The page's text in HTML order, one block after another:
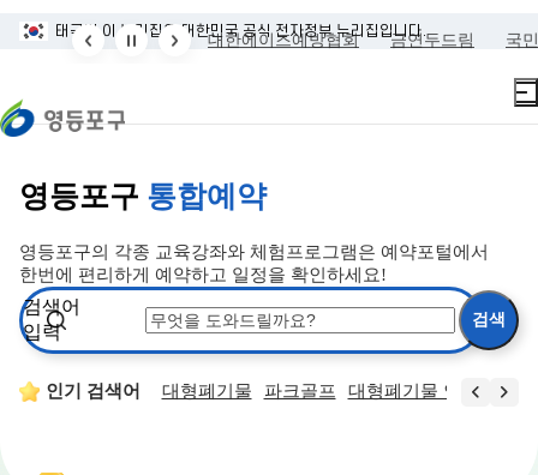
태극기 이 누리집은 대한민국 공식 전자정부 누리집입니다.
영등포구 통합예약
영등포구의 각종 교육강좌와 체험프로그램은 예약포털에서
한번에 편리하게 예약하고 일정을 확인하세요!
검색어
입력
인기 검색어
소 토지거래허가 대형폐기물 파크골프 대형폐기물 인터넷 접수
청렴도 측정결과 대한에이즈예방협회 금연두드림 국